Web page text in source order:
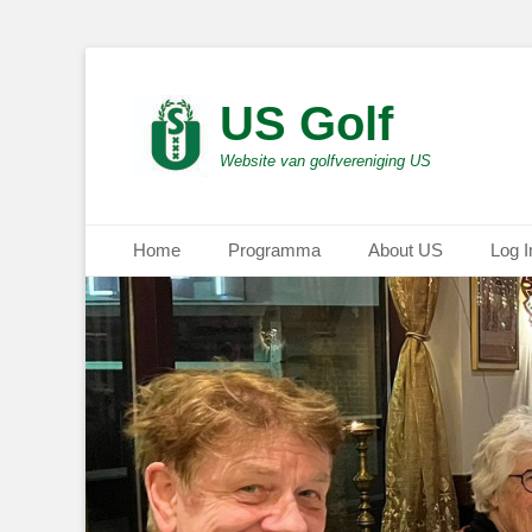
US Golf
Website van golfvereniging US
Primair menu
naar
de
inhoud
Home Programma About US Log